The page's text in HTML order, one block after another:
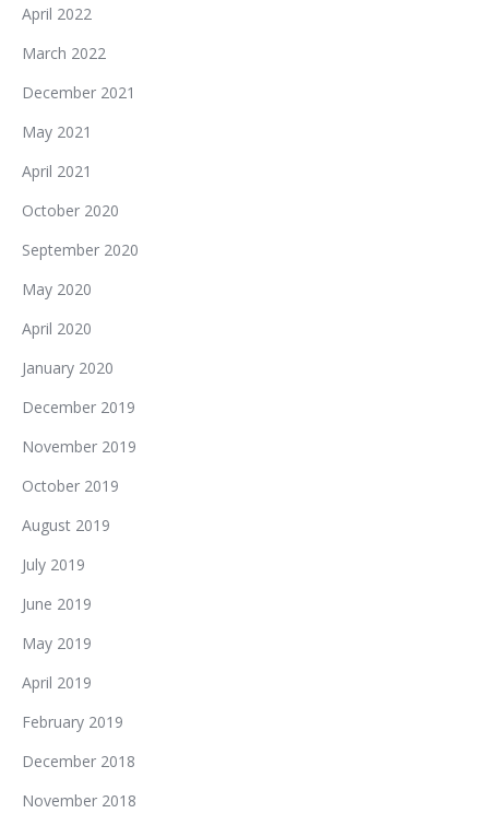
April 2022
March 2022
December 2021
May 2021
April 2021
October 2020
September 2020
May 2020
April 2020
January 2020
December 2019
November 2019
October 2019
August 2019
July 2019
June 2019
May 2019
April 2019
February 2019
December 2018
November 2018